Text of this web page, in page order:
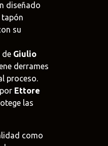
diseñado
tapón
su
de Giulio
derrames
proceso.
Ettore
las
como